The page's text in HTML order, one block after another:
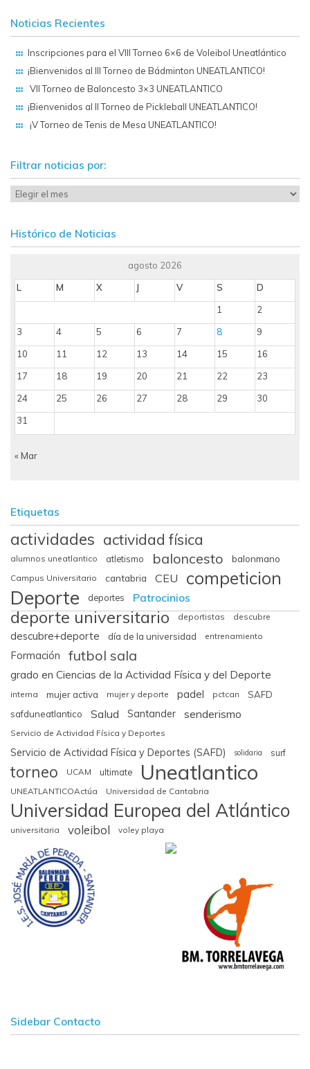
Noticias Recientes
Inscripciones para el VIII Torneo 6×6 de Voleibol Uneatlántico
¡Bienvenidos al III Torneo de Bádminton UNEATLANTICO!
VII Torneo de Baloncesto 3×3 UNEATLANTICO
¡Bienvenidos al II Torneo de Pickleball UNEATLANTICO!
¡V Torneo de Tenis de Mesa UNEATLANTICO!
Filtrar noticias por:
Histórico de Noticias
agosto 2026
L
M X J V S
D
1
2
3
4 5 6 7 8
9
10
11 12 13 14 15
16
17
18 19 20 21 22
23
24
25 26 27 28 29
30
31
« Mar
Etiquetas
actividades actividad física
alumnos uneatlantico atletismo baloncesto balonmano
Campus Universitario cantabria CEU competicion
Deporte deportes
deporte universitario deportistas descubre
descubre+deporte día de la universidad entrenamiento
Formación futbol sala
grado en Ciencias de la Actividad Física y del Deporte
interna mujer activa mujer y deporte padel pctcan
SAFD
safduneatlantico
Salud Santander senderismo
Servicio de Actividad Física y Deportes
Servicio de Actividad Física y Deportes (SAFD) solidaria surf
torneo UCAM ultimate Uneatlantico
UNEATLANTICOActúa Universidad de Cantabria
Universidad Europea del Atlántico
universitaria voleibol voley playa
Patrocinios
Sidebar Contacto